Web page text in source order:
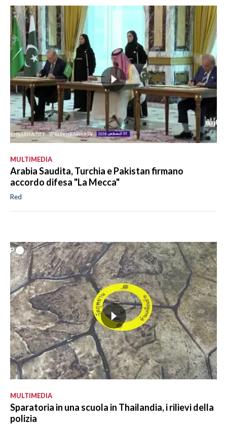
MULTIMEDIA
Arabia Saudita, Turchia e Pakistan firmano
accordo difesa "La Mecca"
Red
MULTIMEDIA
Sparatoria in una scuola in Thailandia, i rilievi della
polizia